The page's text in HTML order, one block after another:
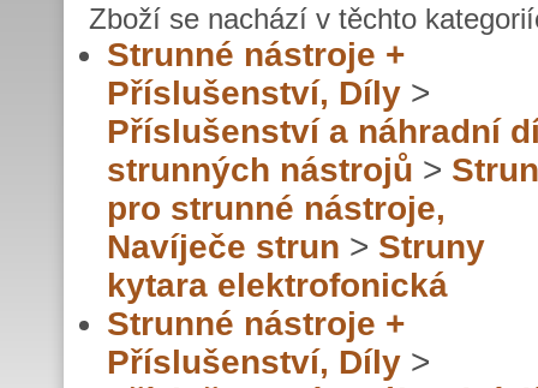
Zboží se nachází v těchto
Strunné nástroje +
Příslušenství, Díly >
Příslušenství a náhradní
strunných nástrojů >
pro strunné nástroje,
Navíječe strun > Struny
kytara elektrofonická
Strunné nástroje +
Příslušenství, Díly >